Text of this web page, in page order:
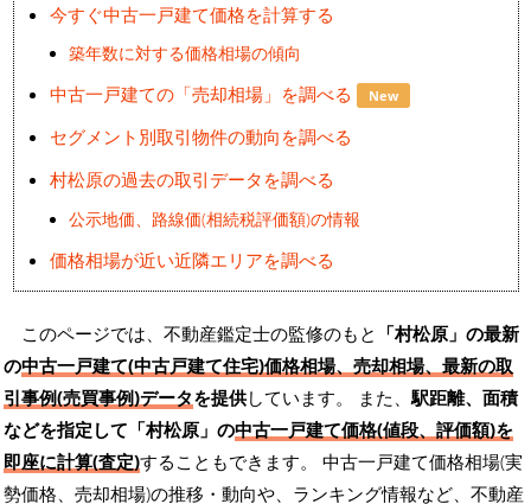
今すぐ中古一戸建て価格を計算する
築年数に対する価格相場の傾向
中古一戸建ての「売却相場」を調べる New
セグメント別取引物件の動向を調べる
村松原の過去の取引データを調べる
公示地価、路線価(相続税評価額)の情報
価格相場が近い近隣エリアを調べる
このページでは、不動産鑑定士の監修のもと 「村松原」の最新
の中古一戸建て(中古戸建て住宅)価格相場、売却相場、最新の取
引事例(売買事例)データを提供しています。 また、駅距離、面積
などを指定して「村松原」の中古一戸建て価格(値段、評価額)を
即座に計算(査定)することもできます。 中古一戸建て価格相場(実
勢価格、売却相場)の推移・動向や、ランキング情報など、不動産